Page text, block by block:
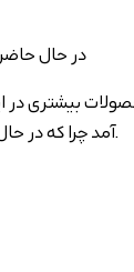
در حال
بیشتری
آمد چرا که در حال اضافه شدن به سایت هستند.